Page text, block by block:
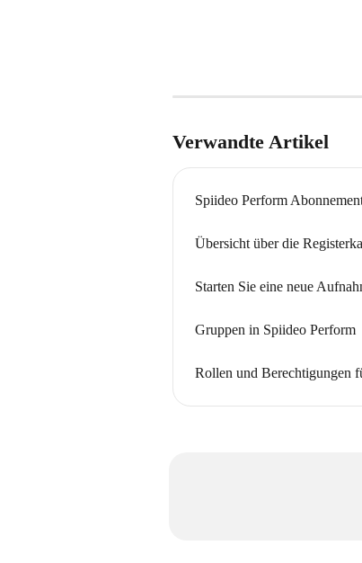
Verwandte Artikel
Spiideo Perform
Übersicht über die
Starten Sie eine neue
Gruppen in Spiideo Perform
Rollen und Berechtigungen